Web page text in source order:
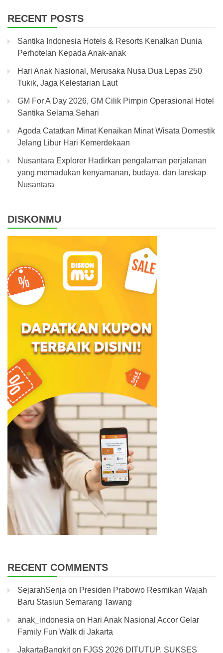
RECENT POSTS
Santika Indonesia Hotels & Resorts Kenalkan Dunia
Perhotelan Kepada Anak-anak
Hari Anak Nasional, Merusaka Nusa Dua Lepas 250
Tukik, Jaga Kelestarian Laut
GM For A Day 2026, GM Cilik Pimpin Operasional Hotel
Santika Selama Sehari
Agoda Catatkan Minat Kenaikan Minat Wisata Domestik
Jelang Libur Hari Kemerdekaan
Nusantara Explorer Hadirkan pengalaman perjalanan
yang memadukan kenyamanan, budaya, dan lanskap
Nusantara
DISKONMU
RECENT COMMENTS
SejarahSenja on Presiden Prabowo Resmikan Wajah
Baru Stasiun Semarang Tawang
anak_indonesia on Hari Anak Nasional Accor Gelar
Family Fun Walk di Jakarta
JakartaBangkiton FJGS 2026 DITUTUP, SUKSES